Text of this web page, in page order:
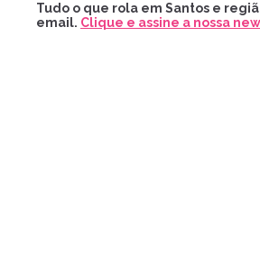
Tudo o que rola em Santos e
email. Clique e assine a nossa